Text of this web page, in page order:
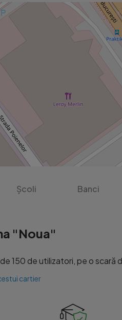
Școli Banci
"Noua"
150 de utilizatori, pe o scară
cartier